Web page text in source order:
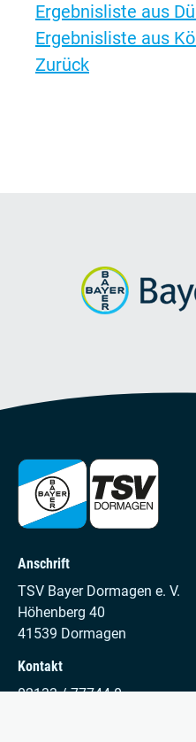
Ergebnisliste aus
Ergebnisliste aus
Zurück
Anschrift
TSV Bayer Dormagen e. V.
Höhenberg 40
41539 Dormagen
Kontakt
02133 / 77744-0